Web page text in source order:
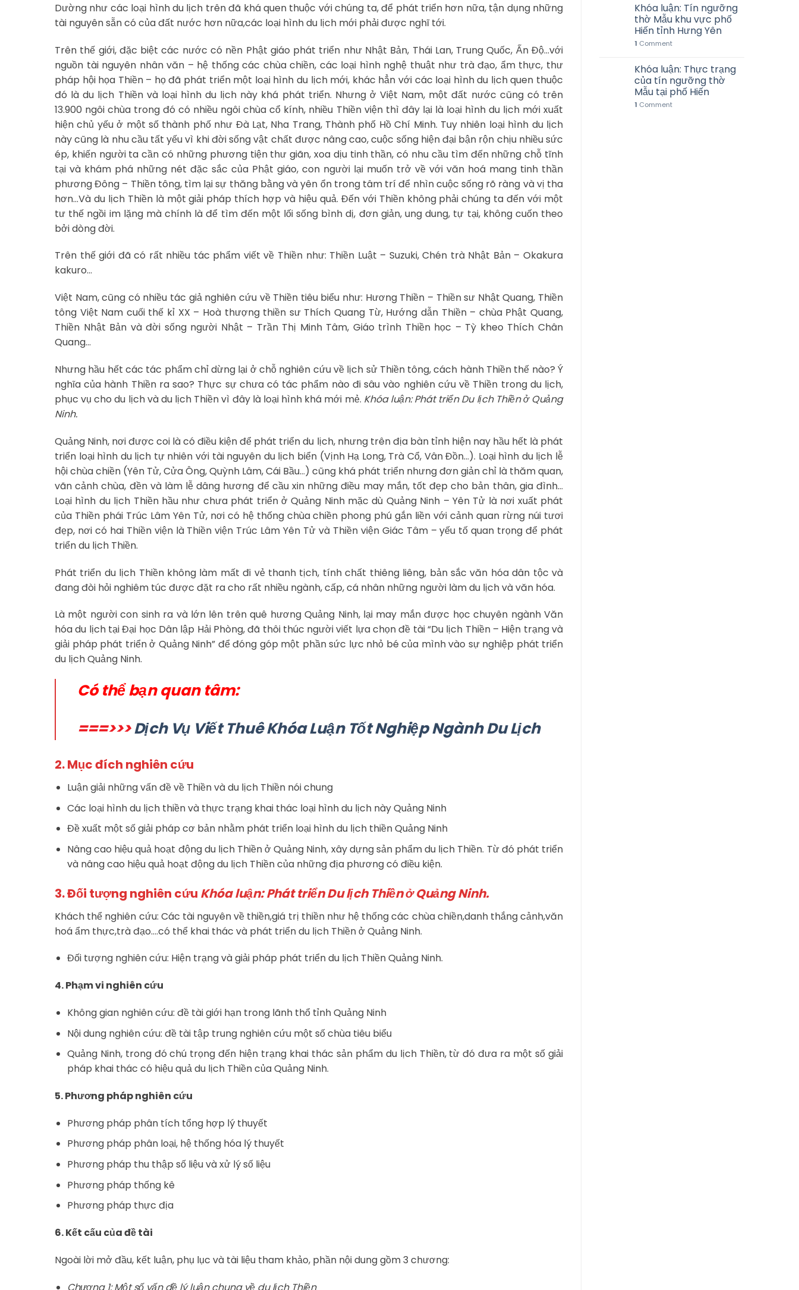
Dường như các loại hình du lịch trên đã khá quen thuộc với chúng ta, để phát triển hơn nữa, tận dụng những
tài nguyên sẵn có của đất nước hơn nữa,các loại hình du lịch mới phải được nghĩ tới.
Trên thế giới, đặc biệt các nước có nền Phật giáo phát triển như Nhật Bản, Thái Lan, Trung Quốc, Ấn Độ…với
nguồn tài nguyên nhân văn – hệ thống các chùa chiền, các loại hình nghệ thuật như trà đạo, ẩm thực, thư
pháp hội họa Thiền – họ đã phát triển một loại hình du lịch mới, khác hẳn với các loại hình du lịch quen thuộc
đó là du lịch Thiền và loại hình du lịch này khá phát triển. Nhưng ở Việt Nam, một đất nước cũng có trên
13.900 ngôi chùa trong đó có nhiều ngôi chùa cổ kính, nhiều Thiền viện thì đây lại là loại hình du lịch mới xuất
hiện chủ yếu ở một số thành phố như Đà Lạt, Nha Trang, Thành phố Hồ Chí Minh. Tuy nhiên loại hình du lịch
này cũng là nhu cầu tất yếu vì khi đời sống vật chất được nâng cao, cuộc sống hiện đại bận rộn chịu nhiều sức
ép, khiến người ta cần có những phương tiện thư giãn, xoa dịu tinh thần, có nhu cầu tìm đến những chỗ tĩnh
tại và khám phá những nét đặc sắc của Phật giáo, con người lại muốn trở về với văn hoá mang tinh thần
phương Đông – Thiền tông, tìm lại sự thăng bằng và yên ổn trong tâm trí để nhìn cuộc sống rõ ràng và vị tha
hơn…Và du lịch Thiền là một giải pháp thích hợp và hiệu quả. Đến với Thiền không phải chúng ta đến với một
tư thế ngồi im lặng mà chính là để tìm đến một lối sống bình dị, đơn giản, ung dung, tự tại, không cuốn theo
bởi dòng đời.
Trên thế giới đã có rất nhiều tác phẩm viết về Thiền như: Thiền Luật – Suzuki, Chén trà Nhật Bản – Okakura
kakuro…
Việt Nam, cũng có nhiều tác giả nghiên cứu về Thiền tiêu biểu như: Hương Thiền – Thiền sư Nhật Quang, Thiền
tông Việt Nam cuối thế kỉ XX – Hoà thượng thiền sư Thích Quang Từ, Hướng dẫn Thiền – chùa Phật Quang,
Thiền Nhật Bản và đời sống người Nhật – Trần Thị Minh Tâm, Giáo trình Thiền học – Tỳ kheo Thích Chân
Quang…
Nhưng hầu hết các tác phẩm chỉ dừng lại ở chỗ nghiên cứu về lịch sử Thiền tông, cách hành Thiền thế nào? Ý
nghĩa của hành Thiền ra sao? Thực sự chưa có tác phẩm nào đi sâu vào nghiên cứu về Thiền trong du lịch,
phục vụ cho du lịch và du lịch Thiền vì đây là loại hình khá mới mẻ. Khóa luận: Phát triển Du lịch Thiền ở Quảng
Ninh.
Quảng Ninh, nơi được coi là có điều kiện để phát triển du lịch, nhưng trên địa bàn tỉnh hiện nay hầu hết là phát
triển loại hình du lịch tự nhiên với tài nguyên du lịch biển (Vịnh Hạ Long, Trà Cổ, Vân Đồn…). Loại hình du lịch lễ
hội chùa chiền (Yên Tử, Cửa Ông, Quỳnh Lâm, Cái Bầu…) cũng khá phát triển nhưng đơn giản chỉ là thăm quan,
vãn cảnh chùa, đền và làm lễ dâng hương để cầu xin những điều may mắn, tốt đẹp cho bản thân, gia đình…
Loại hình du lịch Thiền hầu như chưa phát triển ở Quảng Ninh mặc dù Quảng Ninh – Yên Tử là nơi xuất phát
của Thiền phái Trúc Lâm Yên Tử, nơi có hệ thống chùa chiền phong phú gắn liền với cảnh quan rừng núi tươi
đẹp, nơi có hai Thiền viện là Thiền viện Trúc Lâm Yên Tử và Thiền viện Giác Tâm – yếu tố quan trọng để phát
triển du lịch Thiền.
Phát triển du lịch Thiền không làm mất đi vẻ thanh tịch, tính chất thiêng liêng, bản sắc văn hóa dân tộc và
đang đòi hỏi nghiêm túc được đặt ra cho rất nhiều ngành, cấp, cá nhân những người làm du lịch và văn hóa.
Là một người con sinh ra và lớn lên trên quê hương Quảng Ninh, lại may mắn được học chuyên ngành Văn
hóa du lịch tại Đại học Dân lập Hải Phòng, đã thôi thúc người viết lựa chọn đề tài “Du lịch Thiền – Hiện trạng và
giải pháp phát triển ở Quảng Ninh” để đóng góp một phần sức lực nhỏ bé của mình vào sự nghiệp phát triển
du lịch Quảng Ninh.
Có thể bạn quan tâm:
===>>>Dịch Vụ Viết Thuê Khóa Luận Tốt Nghiệp Ngành Du Lịch
2. Mục đích nghiên cứu
Luận giải những vấn đề về Thiền và du lịch Thiền nói chung
Các loại hình du lịch thiền và thực trạng khai thác loại hình du lịch này Quảng Ninh
Đề xuất một số giải pháp cơ bản nhằm phát triển loại hình du lịch thiền Quảng Ninh
Nâng cao hiệu quả hoạt động du lịch Thiền ở Quảng Ninh, xây dựng sản phẩm du lịch Thiền. Từ đó phát triển
và nâng cao hiệu quả hoạt động du lịch Thiền của những địa phương có điều kiện.
3. Đối tượng nghiên cứu Khóa luận: Phát triển Du lịch Thiền ở Quảng Ninh.
Khách thể nghiên cứu: Các tài nguyên về thiền,giá trị thiền như hệ thống các chùa chiền,danh thắng cảnh,văn
hoá ẩm thực,trà đạo….có thể khai thác và phát triển du lịch Thiền ở Quảng Ninh.
Đối tượng nghiên cứu: Hiện trạng và giải pháp phát triển du lịch Thiền Quảng Ninh.
4. Phạm vi nghiên cứu
Không gian nghiên cứu: đề tài giới hạn trong lãnh thổ tỉnh Quảng Ninh
Nội dung nghiên cứu: đề tài tập trung nghiên cứu một số chùa tiêu biểu
Quảng Ninh, trong đó chú trọng đến hiện trạng khai thác sản phẩm du lịch Thiền, từ đó đưa ra một số giải
pháp khai thác có hiệu quả du lịch Thiền của Quảng Ninh.
5. Phương pháp nghiên cứu
Phương pháp phân tích tổng hợp lý thuyết
Phương pháp phân loại, hệ thống hóa lý thuyết
Phương pháp thu thập số liệu và xử lý số liệu
Phương pháp thống kê
Phương pháp thực địa
6. Kết cấu của đề tài
Ngoài lời mở đầu, kết luận, phụ lục và tài liệu tham khảo, phần nội dung gồm 3 chương:
Chương 1: Một số vấn đề lý luận chung về du lịch Thiền
Khóa luận: Tín ngưỡng
thờ Mẫu khu vực phố
Hiến tỉnh Hưng Yên
1 Comment
Khóa luận: Thực trạng
của tín ngưỡng thờ
Mẫu tại phố Hiến
1 Comment